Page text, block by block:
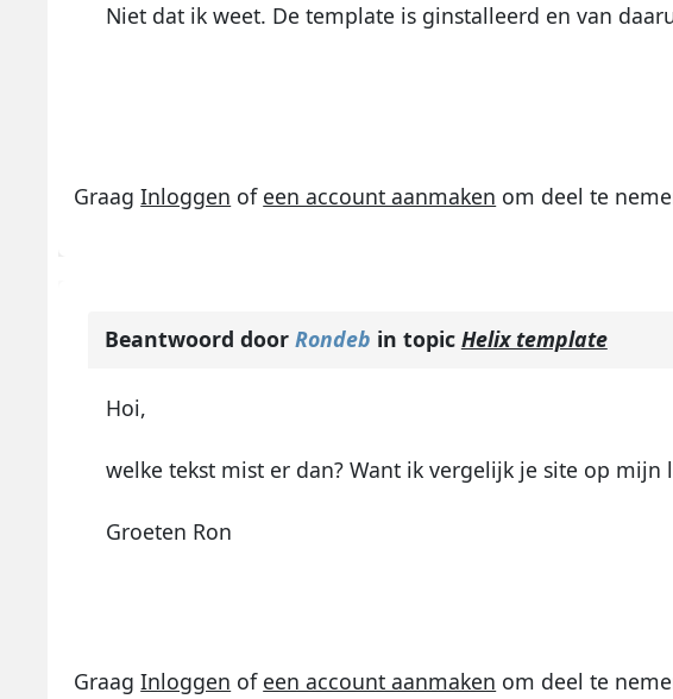
Niet dat ik weet. De template is ginstalleerd en van
GraagInloggen of een account aanmaken om deel te
Beantwoord door Rondeb in topic Helix template
Hoi,
welke tekst mist er dan? Want ik vergelijk je site op
Groeten Ron
GraagInloggen of een account aanmaken om deel te